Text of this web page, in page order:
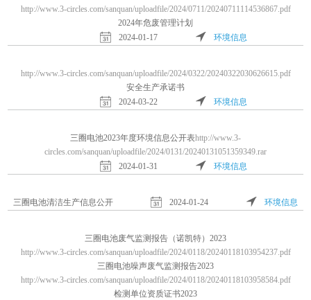
http://www.3-circles.com/sanquan/uploadfile/2024/0711/20240711114536867.pdf
2024年危废管理计划
2024-01-17
环境信息
http://www.3-circles.com/sanquan/uploadfile/2024/0322/20240322030626615.pdf
安全生产承诺书
2024-03-22
环境信息
三圈电池2023年度环境信息公开表http://www.3-
circles.com/sanquan/uploadfile/2024/0131/20240131051359349.rar
2024-01-31
环境信息
三圈电池清洁生产信息公开 2024-01-24 环境信息
三圈电池废气监测报告（诺凯特）2023
http://www.3-circles.com/sanquan/uploadfile/2024/0118/20240118103954237.pdf
三圈电池噪声废气监测报告2023
http://www.3-circles.com/sanquan/uploadfile/2024/0118/20240118103958584.pdf
检测单位资质证书2023